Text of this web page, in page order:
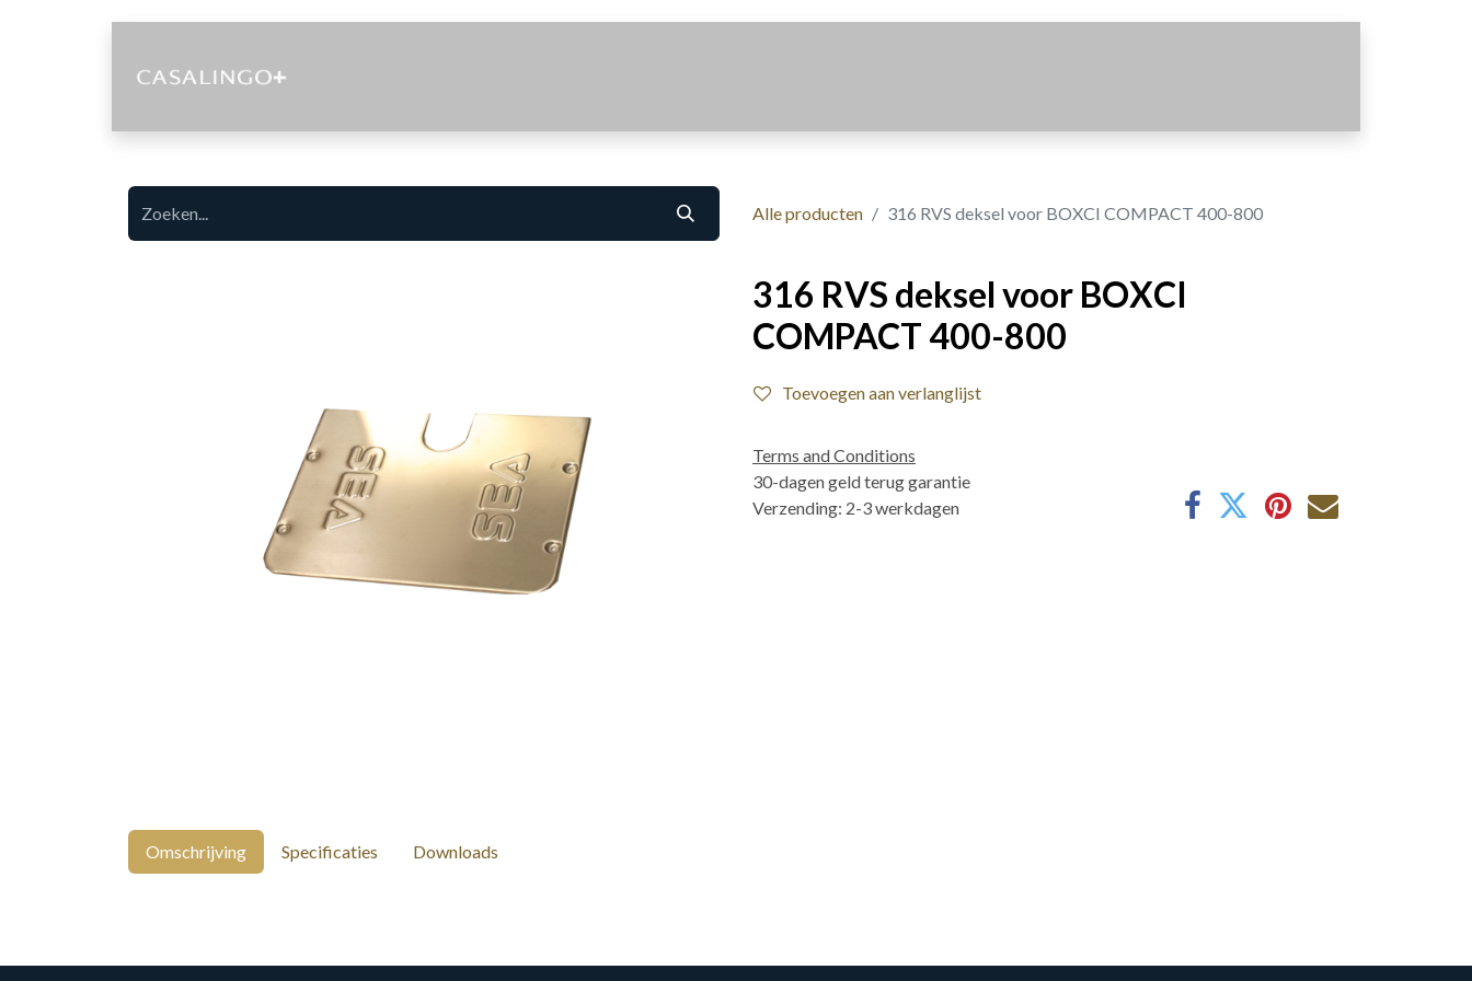
Alle producten 316 RVS deksel voor BOXCI COMPACT 400-800
316 RVS deksel voor BOXCI
COMPACT 400-800
Toevoegen aan verlanglijst
Terms and Conditions
30-dagen geld terug garantie
Verzending: 2-3 werkdagen
Omschrijving Specificaties Downloads